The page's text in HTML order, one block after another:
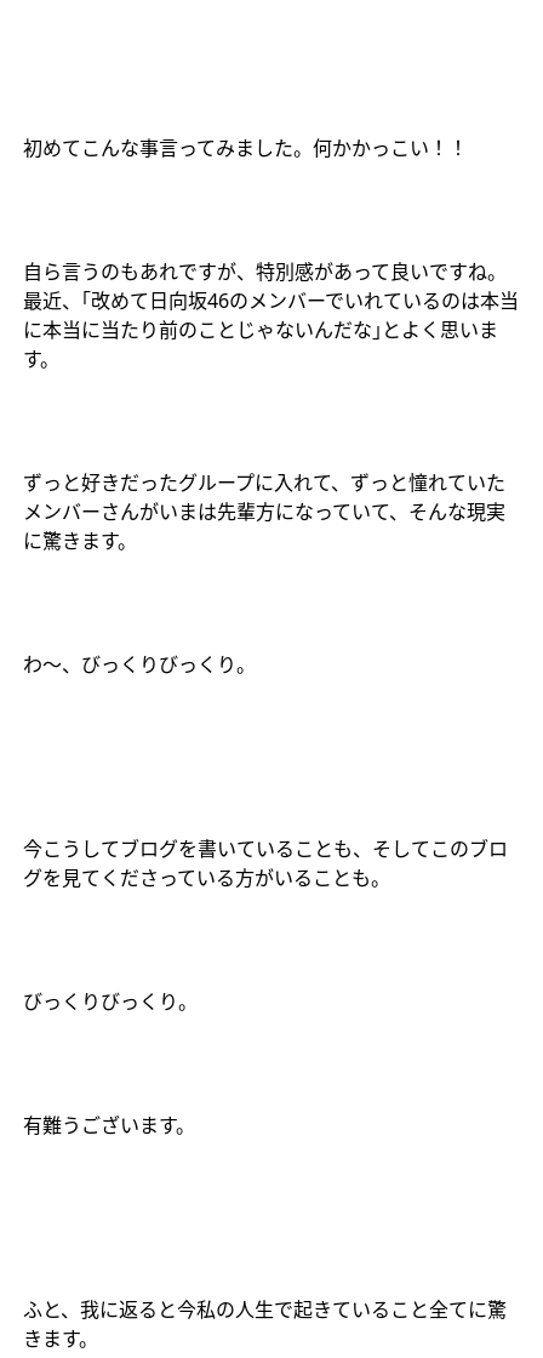
初めてこんな事言ってみました。何かかっこい！！
自ら言うのもあれですが、特別感があって良いですね。
最近、｢改めて日向坂46のメンバーでいれているのは本当
に本当に当たり前のことじゃないんだな｣とよく思いま
す。
ずっと好きだったグループに入れて、ずっと憧れていた
メンバーさんがいまは先輩方になっていて、そんな現実
に驚きます。
わ〜、びっくりびっくり。
今こうしてブログを書いていることも、そしてこのブロ
グを見てくださっている方がいることも。
びっくりびっくり。
有難うございます。
ふと、我に返ると今私の人生で起きていること全てに驚
きます。